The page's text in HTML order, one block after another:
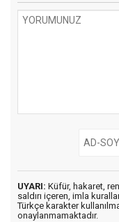
UYARI: Küfür, hakaret,
saldırı içeren, imla
Türkçe karakter
onaylanmamaktadır.